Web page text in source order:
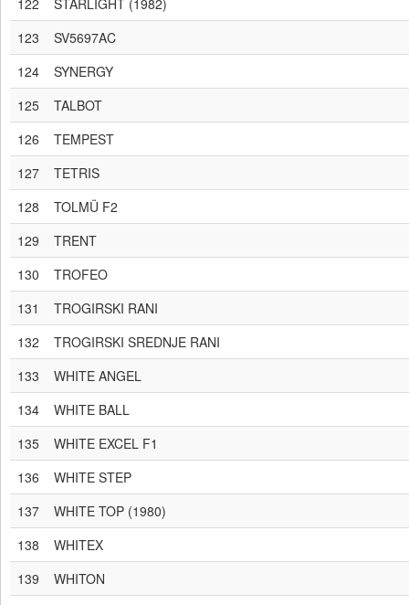
122
STARLIGHT (1982)
123
SV5697AC
124
SYNERGY
125
TALBOT
126
TEMPEST
127
TETRIS
128
TOLMÜ F2
129
TRENT
130
TROFEO
131
TROGIRSKI RANI
132
TROGIRSKI SREDNJE RANI
133
WHITE ANGEL
134
WHITE BALL
135
WHITE EXCEL F1
136
WHITE STEP
137
WHITE TOP (1980)
138
WHITEX
139
WHITON